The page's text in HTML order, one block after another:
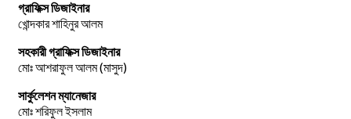
গ্রাফিক্স ডিজাইনার
খোন্দকার শাহিনুর আলম
সহকারী গ্রাফিক্স ডিজাইনার
মোঃ আশরাফুল আলম (মাসুদ)
সার্কুলেশন ম্যানেজার
মোঃ শরিফুল ইসলাম